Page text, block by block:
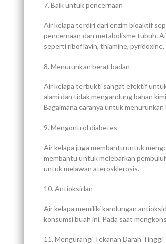
7. Baik untuk pencernaan
Air kelapa terdiri dari enzim bioaktif
pencernaan dan metabolisme tubuh.
seperti riboflavin, thiamine, pyridoxine,
8. Menurunkan berat badan
Air kelapa terbukti sangat efektif
alami dan tidak mengandung bahan
Bagaimana caranya untuk
9. Mengontrol diabetes
Air kelapa juga membantu untuk
membantu untuk melebarkan
untuk melawan aterosklerosis.
10. Antioksidan
Air kelapa memiliki kandungan
konsumsi buah ini. Pada saat
11. Mengurangi Tekanan Darah Tinggi